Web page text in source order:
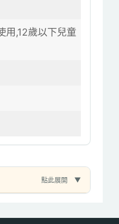
用,12歲以下兒童
點此展開